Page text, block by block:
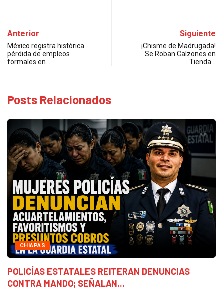
Anterior
México registra histórica
pérdida de empleos
formales en…
Siguiente
¡Chisme de Madrugada!
Se Roban Calzones en
Tienda…
Posts Relacionados
CHIAPAS
POLICÍAS ESTATALES REITERAN DENUNCIAS
CONTRA MANDO; SEÑALAN...